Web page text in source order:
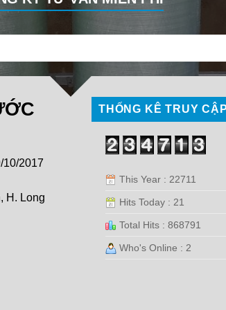
2017
H. Long
THỐNG KÊ TRUY
This Year : 22711
Hits Today : 21
Total Hits : 868791
Who's Online : 2